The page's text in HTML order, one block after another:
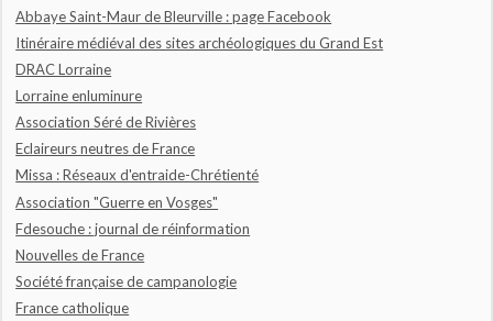
Abbaye Saint-Maur de Bleurville : page Facebook
Itinéraire médiéval des sites archéologiques du Grand Est
DRAC Lorraine
Lorraine enluminure
Association Séré de Rivières
Eclaireurs neutres de France
Missa : Réseaux d'entraide-Chrétienté
Association "Guerre en Vosges"
Fdesouche : journal de réinformation
Nouvelles de France
Société française de campanologie
France catholique